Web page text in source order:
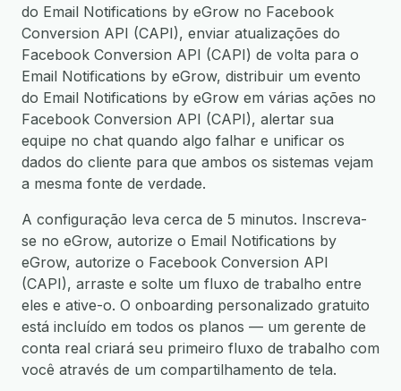
do Email Notifications by eGrow no Facebook
Conversion API (CAPI), enviar atualizações do
Facebook Conversion API (CAPI) de volta para o
Email Notifications by eGrow, distribuir um evento
do Email Notifications by eGrow em várias ações no
Facebook Conversion API (CAPI), alertar sua
equipe no chat quando algo falhar e unificar os
dados do cliente para que ambos os sistemas vejam
a mesma fonte de verdade.
A configuração leva cerca de 5 minutos. Inscreva-
se no eGrow, autorize o Email Notifications by
eGrow, autorize o Facebook Conversion API
(CAPI), arraste e solte um fluxo de trabalho entre
eles e ative-o. O onboarding personalizado gratuito
está incluído em todos os planos — um gerente de
conta real criará seu primeiro fluxo de trabalho com
você através de um compartilhamento de tela.